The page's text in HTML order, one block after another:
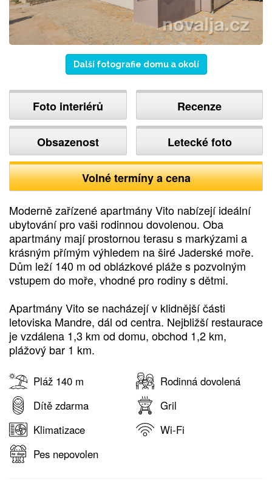
Další fotografie domu a okolí
Foto interiérů
Obsazenost
Recenze
Letecké foto
Volné termíny a cena
Moderně zařízené apartmány Vito nabízejí ideální
ubytování pro vaši rodinnou dovolenou. Oba
apartmány mají prostornou terasu s markýzami a
krásným přímým výhledem na širé Jaderské moře.
Dům leží 140 m od oblázkové pláže s pozvolným
vstupem do moře, vhodné pro rodiny s dětmi.
Apartmány Vito se nacházejí v klidnější části
letoviska Mandre, dál od centra. Nejbližší restaurace
je vzdálena 1,3 km od domu, obchod 1,2 km,
plážový bar 1 km.
Pláž 140 m
Rodinná dovolená
Dítě zdarma
Gril
Klimatizace
Wi-Fi
Pes nepovolen